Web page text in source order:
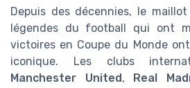
Depuis des décennies, le
légendes du football qui ont
victoires en Coupe du Monde
iconique. Les clubs
Manchester United , Real